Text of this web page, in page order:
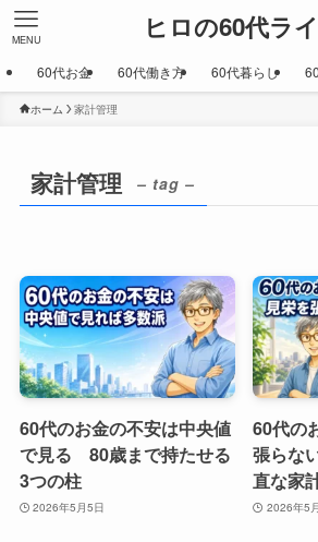
ヒロの60代ラ
MENU
60代お金 60代働き方 60代暮らし
ホーム 家計管理
家計管理 – tag –
60代のお金の不安は中央値
で見る 80歳まで持たせる
3つの柱
2026年5月5日
60代の
張らな
直な家
2026年5